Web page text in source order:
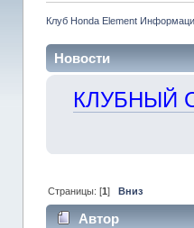
Клуб Honda Element
Новости
КЛУБНЫЙ
Страницы: [1] Вниз
Автор